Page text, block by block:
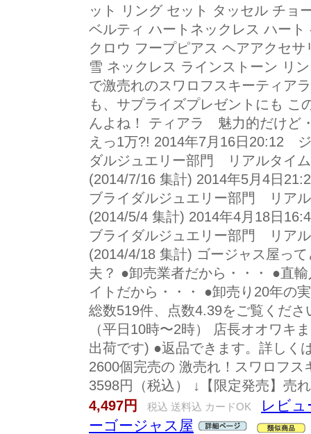
ット リング セット タッセル チョ
ベルティ ハートネックレス ハー
クロウ フープピアス ヘアアクセ
雪 ネックレス ラインストーン リ
で激売れのスワロフスキーティア
も、サプライズプレゼントにも こ
んよね！ ティアラ 魅力的だけど
えっ1万?! 2014年7月16日20:12
ダルジュエリー部門 リアルタイ
(2014/7/16 集計) 2014年5月4日
ブライダルジュエリー部門 リア
(2014/5/4 集計) 2014年4月18日
ブライダルジュエリー部門 リア
(2014/4/18 集計) ゴージャス屋っ
夫？ ●卸売業者だから・・・ ●直
イトだから・・・ ●卸売り20年の
総数519件、点数4.39をご覧くだ
（平日10時〜2時） 店長オオワキ
出荷です) ●返品できます。詳しく
2600個完売の 激売れ！スワロフ
3598円（税込） ↓【限定発売】売
4,497円
税込 送料込 カードOK
レビュ
ーゴージャス屋